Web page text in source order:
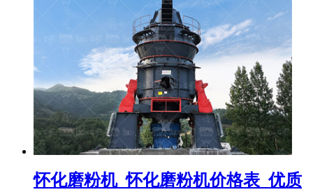
怀化磨粉机_怀化磨粉机价格表_优质